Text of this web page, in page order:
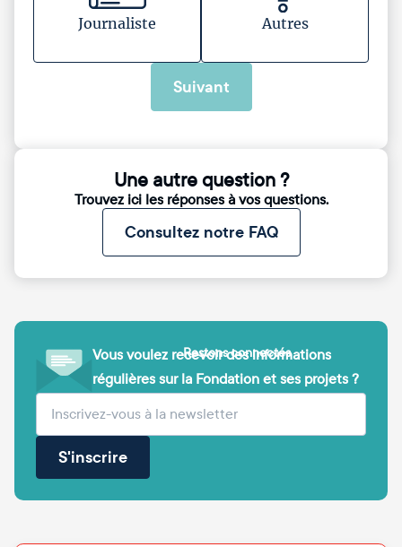
Journaliste Autres
Suivant
Une autre question ?
Trouvez ici les réponses à vos questions.
Consultez notre FAQ
Vous voulez recevoir des informations
régulières sur la Fondation et ses projets ?
Votre adresse e-mail (obligatoire)
S'inscrire
Restons connectés